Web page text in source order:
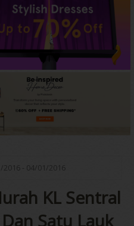
- 04/01/2016
KL Sentral
Satu Lauk